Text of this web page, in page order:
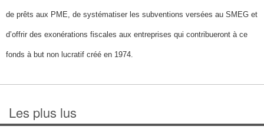
de prêts aux PME, de systématiser les subventions versées au SMEG et
d’offrir des exonérations fiscales aux entreprises qui contribueront à ce
fonds à but non lucratif créé en 1974.
Les plus lus